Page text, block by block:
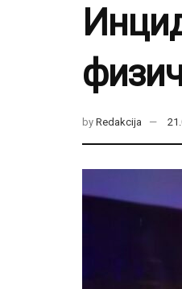
by Redakcija